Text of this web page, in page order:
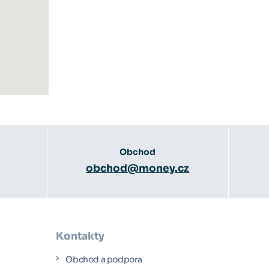
Obchod
obchod@money.cz
Kontakty
Obchod a podpora